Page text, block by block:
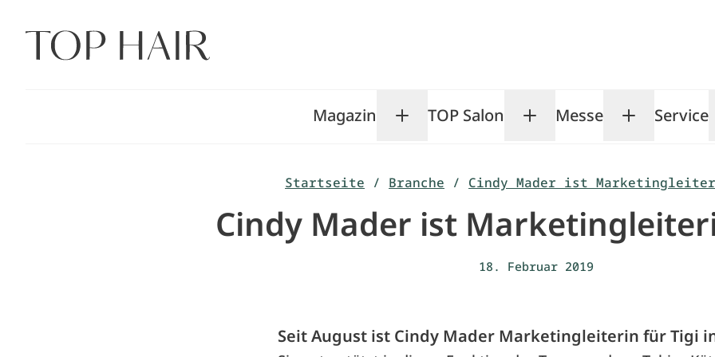
Inhalt
springen
Magazin Toggle Magazin submenu
TOP Salon Toggle TOP Salon
Messe ToggleService
Startseite / Branche / Cindy Mader ist
Cindy Mader ist
18. Februar 2019
Seit August ist Cindy Mader Marketingleiterin für Tigi